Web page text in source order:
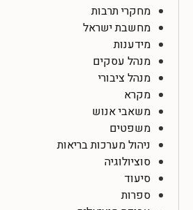
מחקרי תרבות
מחשבת ישראל
מידענות
מנהל עסקים
מנהל ציבורי
מקרא
משאבי אנוש
משפטים
ניהול מערכות בריאות
סוציולוגיה
סיעוד
ספרות